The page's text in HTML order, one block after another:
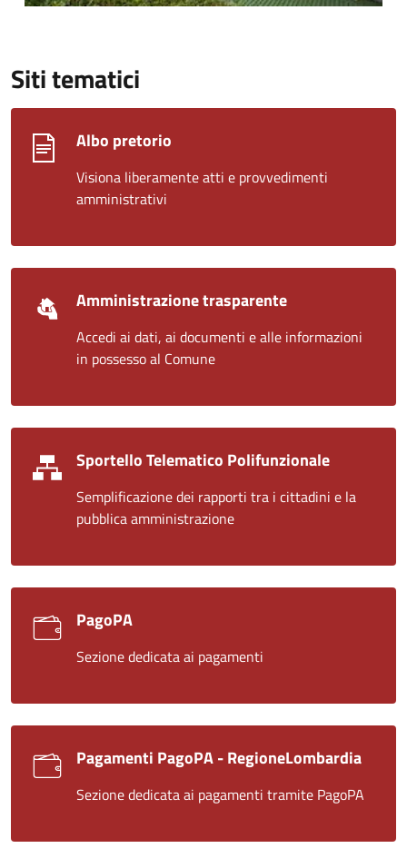
Siti tematici
Albo pretorio
Visiona liberamente atti e provvedimenti
amministrativi
Amministrazione trasparente
Accedi ai dati, ai documenti e alle informazioni
in possesso al Comune
Sportello Telematico Polifunzionale
Semplificazione dei rapporti tra i cittadini e la
pubblica amministrazione
PagoPA
Sezione dedicata ai pagamenti
Pagamenti PagoPA - RegioneLombardia
Sezione dedicata ai pagamenti tramite PagoPA